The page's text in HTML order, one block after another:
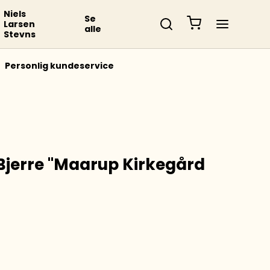
Niels
Larsen
Stevns
Se
alle
Personlig kundeservice
"Maarup Kirkegård